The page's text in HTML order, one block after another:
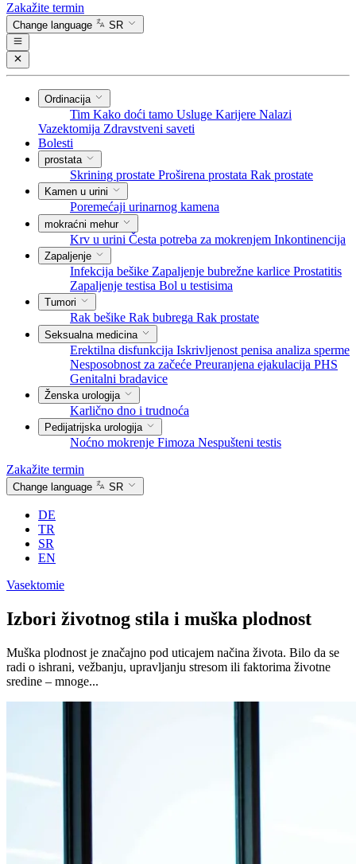
Zakažite termin
Change language SR
Ordinacija
Tim Kako doći tamo Usluge Karijere Nalazi
Vazektomija Zdravstveni saveti
Bolesti
prostata
Skrining prostate Proširena prostata Rak prostate
Kamen u urini
Poremećaji urinarnog kamena
mokraćni mehur
Krv u urini Česta potreba za mokrenjem Inkontinencija
Zapaljenje
Infekcija bešike Zapaljenje bubrežne karlice Prostatitis
Zapaljenje testisa Bol u testisima
Tumori
Rak bešike Rak bubrega Rak prostate
Seksualna medicina
Erektilna disfunkcija Iskrivljenost penisa analiza sperme
Nesposobnost za začeće Preuranjena ejakulacija PHS
Genitalni bradavice
Ženska urologija
Karlično dno i trudnoća
Pedijatrijska urologija
Noćno mokrenje Fimoza Nespušteni testis
Zakažite termin
Change language SR
DE
TR
SR
EN
Vasektomie
Izbori životnog stila i muška plodnost
Muška plodnost je značajno pod uticajem načina života. Bilo da se
radi o ishrani, vežbanju, upravljanju stresom ili faktorima životne
sredine – mnoge...